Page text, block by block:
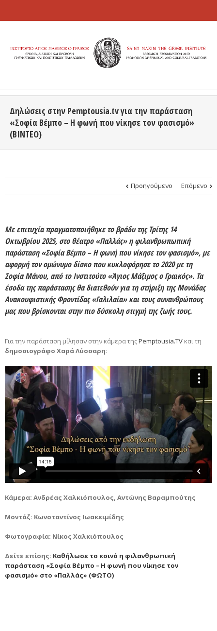
Δηλώσεις στην Pemptousia.tv για την παράσταση
«Σοφία Βέμπο – Η φωνή που νίκησε τον φασισμό»
(ΒΙΝΤΕΟ)
Προηγούμενο Επόμενο
Με επιτυχία πραγματοποιήθηκε το βράδυ της Τρίτης 14
Οκτωβρίου 2025, στο θέατρο «Παλλάς» η φιλανθρωπωπική
παράσταση «Σοφία Βέμπο – Η φωνή που νίκησε τον φασισμό», με
αφορμή τον ομώνυμο δίσκο που κυκλοφόρησε το 2020 με τη
Σοφία Μάνου, από το Ινστιτούτο «Άγιος Μάξιμος ο Γραικός». Τα
έσοδα της παράστασης θα διατεθούν για τη στήριξη της Μονάδας
Ανακουφιστικής Φροντίδας «Γαλιλαία» και τους συνανθρώπους
μας που βρίσκονται στην πιο δύσκολη στιγμή της ζωής τους.
Για την παράσταση μίλησαν στην κάμερα τηςPemptousia.TV και τη
δημοσιογράφο Χαρά Λύσσαρη:
Κάμερα: Ανδρέας Χαλκιόπουλος, Αντώνης Βαραμπούτης
Μοντάζ: Κωνσταντίνος Ιωακειμίδης
Φωτογραφία: Νίκος Χαλκιόπουλος
Δείτε επίσης: Καθήλωσε το κοινό η φιλανθρωπική
παράσταση «Σοφία Βέμπο – Η φωνή που νίκησε τον
φασισμό» στο «Παλλάς» (ΦΩΤΟ)